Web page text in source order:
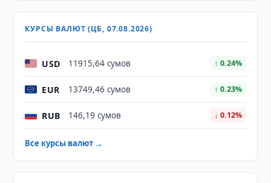
КУРСЫ ВАЛЮТ (ЦБ, 07.08.2026)
USD 11915,64 сумов ↑ 0.24%
EUR 13749,46 сумов ↑ 0.23%
RUB 146,19 сумов ↓ 0.12%
Все курсы валют →